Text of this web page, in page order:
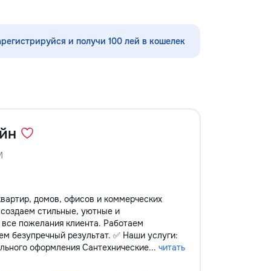
игровые
чтения,
ребёнок
подход
проходят
или
Обучение
вместе! Ваш
лучшего!
и получи 100 лей в кошелек
домов, офисов и коммерческих
стильные, уютные и
пожелания клиента. Работаем
безупречный результат. ✅ Наши услуги:
оформления Сантехнические... читать